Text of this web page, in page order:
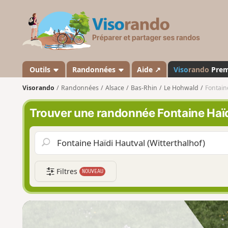
s
a
n
d
o
Outils Randonnées Aide ↗ Visorando
Visorando Randonnées Alsace Bas-Rhin Le Hohwald
Trouver une randonnée Fontaine
Filtres NOUVEAU